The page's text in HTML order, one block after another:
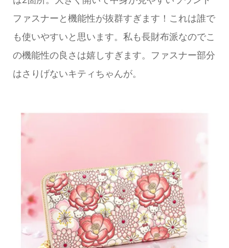
ファスナーと機能性が抜群すぎます！これは誰で
も使いやすいと思います。私も長財布派なのでこ
の機能性の良さは嬉しすぎます。ファスナー部分
はさりげないキティちゃんが。